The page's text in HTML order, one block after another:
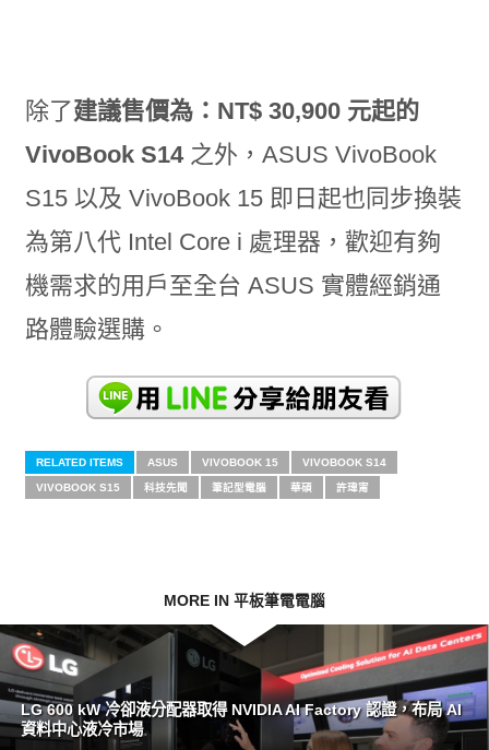
除了建議售價為：NT$ 30,900 元起的
VivoBook S14之外，ASUS VivoBook
S15 以及 VivoBook 15 即日起也同步換裝
為第八代 Intel Core i 處理器，歡迎有夠
機需求的用戶至全台 ASUS 實體經銷通
路體驗選購。
RELATED ITEMS ASUS VIVOBOOK 15 VIVOBOOK S14
VIVOBOOK S15 科技先聞 筆記型電腦 華碩 許瑋甯
MORE IN 平板筆電電腦
LG 600 kW 冷卻液分配器取得 NVIDIA AI Factory 認證，布局 AI
資料中心液冷市場